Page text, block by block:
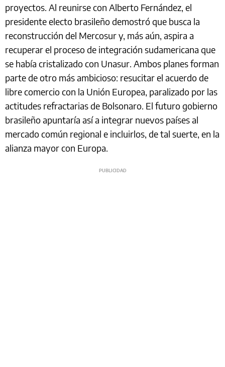
proyectos. Al reunirse con Alberto Fernández, el
presidente electo brasileño demostró que busca la
reconstrucción del Mercosur y, más aún, aspira a
recuperar el proceso de integración sudamericana que
se había cristalizado con Unasur. Ambos planes forman
parte de otro más ambicioso: resucitar el acuerdo de
libre comercio con la Unión Europea, paralizado por las
actitudes refractarias de Bolsonaro. El futuro gobierno
brasileño apuntaría así a integrar nuevos países al
mercado común regional e incluirlos, de tal suerte, en la
alianza mayor con Europa.